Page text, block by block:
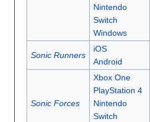
Nintendo
Switch
Windows
Sonic Runners
iOS
Android
Sonic Forces
Xbox One
PlayStation 4
Nintendo
Switch